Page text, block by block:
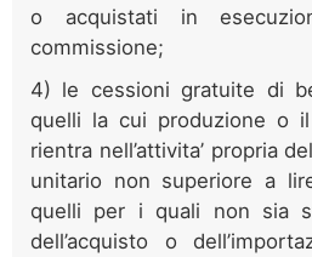
o acquistati in
commissione;
4) le cessioni gratuite di
quelli la cui produzione o
rientra nell’attivita’ propria
unitario non superiore a
quelli per i quali non sia
dell’acquisto o